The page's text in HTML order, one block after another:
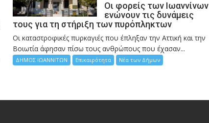
Οι φορείς των Ιωαννίνων
ενώνουν τις δυνάμεις
τους για τη στήριξη των πυρόπληκτων
Οι καταστροφικές πυρκαγιές που έπληξαν την Αττική και την
Bοιωτία άφησαν πίσω τους ανθρώπους που έχασαν...
ΔΗΜΟΣ ΙΩΑΝΝΙΤΩΝ Επικαιρότητα Νέα των Δήμων